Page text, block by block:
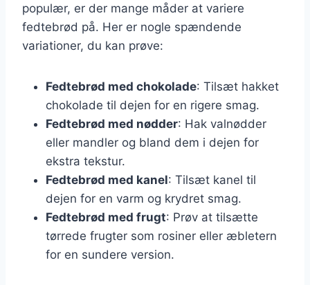
populær, er der mange måder at variere
fedtebrød på. Her er nogle spændende
variationer, du kan prøve:
Fedtebrød med chokolade: Tilsæt hakket
chokolade til dejen for en rigere smag.
Fedtebrød med nødder: Hak valnødder
eller mandler og bland dem i dejen for
ekstra tekstur.
Fedtebrød med kanel: Tilsæt kanel til
dejen for en varm og krydret smag.
Fedtebrød med frugt: Prøv at tilsætte
tørrede frugter som rosiner eller æbletern
for en sundere version.